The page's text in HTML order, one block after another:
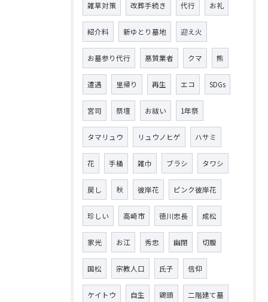
雑草対策 改葬手続き 代行 お礼
紹介料 新ゆとり墓地 迎え火
お墓参り代行 悪質業者 クマ 熊
遭遇 里帰り 再生 エコ SDGs
宮司 祭壇 お祓い 1年祭
タマリュウ リュウノヒゲ ハサミ
花 手桶 雑巾 ブラシ タワシ
戻し 秋 彼岸花 ピンク彼岸花
珍しい 高崎市 徳川忠長 成松
家光 お江 秀忠 幽閉 切腹
国松 宗教人口 氏子 信仰
ケイトウ 自生 鶏頭 二階建て墓